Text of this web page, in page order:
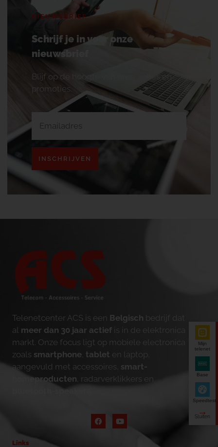
NIEUWSBRIEF
Schrijf je in voor onze
nieuwsbrief
Blijf op de hoogte van onze acties en
promoties.
INSCHRIJVEN
Telenetcenter ACS is een Belgisch bedrijf dat
al meer dan 30 jaar actief is in de elektronica
markt. Onze focus ligt op mobiele electronica
zoals smartphone tablet en laptop,
aangevuld met accessoires, smart-
homeproducten , radarverklikkers en
bluetooth-speakers
Links
Mijn
telenet
Base
Speedtest